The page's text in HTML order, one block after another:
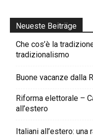
Neueste Beiträge
Che cos’è la
tradizionalismo
Buone vacanze dalla
Riforma elettorale –
all’estero
Italiani all’estero: